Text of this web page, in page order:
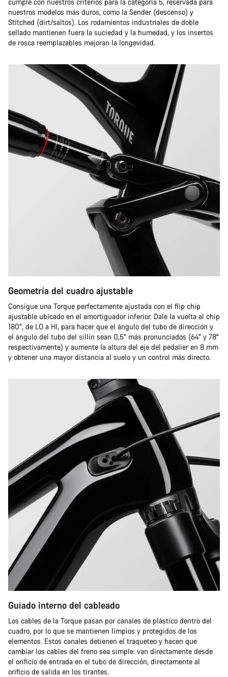
nuestros modelos más duros, como la Sender (descenso) y
Stitched (dirt/saltos). Los rodamientos industriales de doble
sellado mantienen fuera la suciedad y la humedad, y los insertos
de rosca reemplazables mejoran la longevidad.
Geometría del cuadro ajustable
Consigue una Torque perfectamente ajustada con el flip chip
ajustable ubicado en el amortiguador inferior. Dale la vuelta al chip
180°, de LO a HI, para hacer que el ángulo del tubo de dirección y
el ángulo del tubo del sillín sean 0,5° más pronunciados (64° y 78°
respectivamente) y aumente la altura del eje del pedalier en 8 mm
y obtener una mayor distancia al suelo y un control más directo.
Guiado interno del cableado
Los cables de la Torque pasan por canales de plástico dentro del
cuadro, por lo que se mantienen limpios y protegidos de los
elementos. Estos canales detienen el traqueteo y hacen que
cambiar los cables del freno sea simple: van directamente desde
el orificio de entrada en el tubo de dirección, directamente al
orificio de salida en los tirantes.